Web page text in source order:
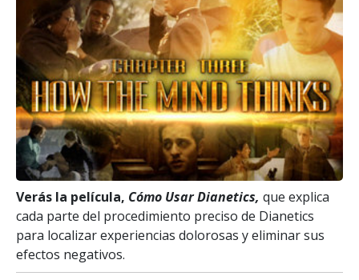
Verás la película, Cómo Usar Dianetics, que explica
cada parte del procedimiento preciso de Dianetics
para localizar experiencias dolorosas y eliminar sus
efectos negativos.